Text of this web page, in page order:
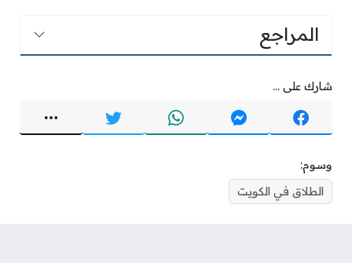
المراجع
شارك على ...
وسوم:
الطلاق في الكويت